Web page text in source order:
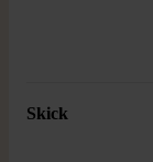
Skick